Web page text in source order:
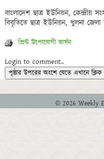
বাংলাদেশ ছাত্র ইউনিয়ন, কেন্দ্রীয়
প্রিন্ট উপোযোগী ভার্সন
Login to comment..
পৃষ্ঠার উপরের অংশে যেতে এখানে
© 2026 Weekly